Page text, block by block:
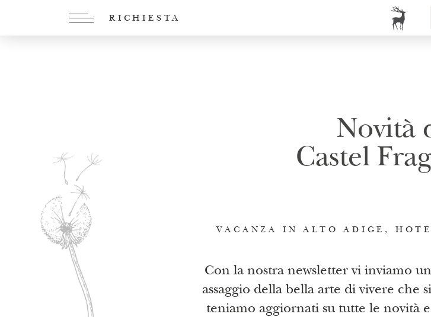
RICHIESTA
Novità
Castel
VACANZA IN ALTO ADIGE,
Con la nostra newsletter vi inviamo
assaggio della bella arte di vivere che
teniamo aggiornati su tutte le novità